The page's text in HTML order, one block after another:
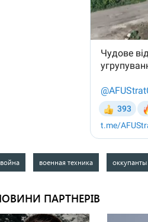
война военная техника оккупанты